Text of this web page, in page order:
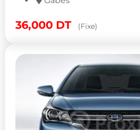
36,000 DT (Fixe)